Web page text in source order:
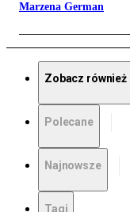
Marzena German
Zobacz również
Polecane
Najnowsze
Tagi